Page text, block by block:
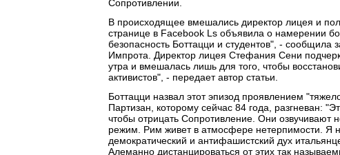
Сопротивлении.
В происходящее вмешались директор лицея и
странице в Facebook Ls объявила о намерении
безопасность Боттацци и студентов", -
Импрота. Директор лицея Стефания Сени
утра и вмешалась лишь для того, чтобы
активистов", - передает автор статьи.
Боттацци назвал этот эпизод проявлением
Партизан, которому сейчас 84 года, разгневан:
чтобы отрицать Сопротивление. Они озвучивают
режим. Рим живет в атмосфере нетерпимости. Я
демократический и антифашистский дух
Алеманно дистанцироваться от этих так